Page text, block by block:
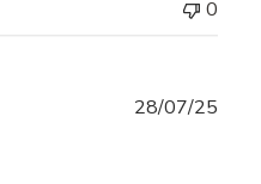
0
28/07/25